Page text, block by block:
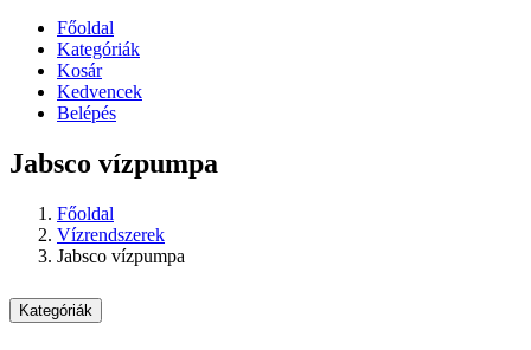
Főoldal
Kategóriák
Kosár
Kedvencek
Belépés
Jabsco vízpumpa
Főoldal
Vízrendszerek
Jabsco vízpumpa
Kategóriák